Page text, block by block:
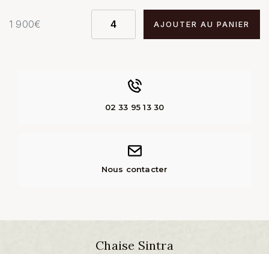
1 900€ AJOUTER AU PANIER
02 33 95 13 30
Nous contacter
Chaise Sintra